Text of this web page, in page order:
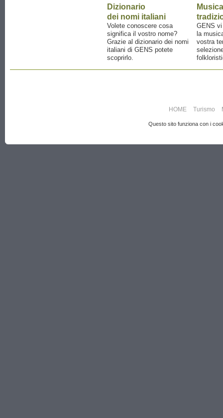
Dizionario
dei nomi italiani
Volete conoscere cosa
significa il vostro nome?
Grazie al dizionario dei nomi
italiani di GENS potete
scoprirlo.
Musica
GENS
la
vostra
HOME Turismo
Questo sito funziona con i